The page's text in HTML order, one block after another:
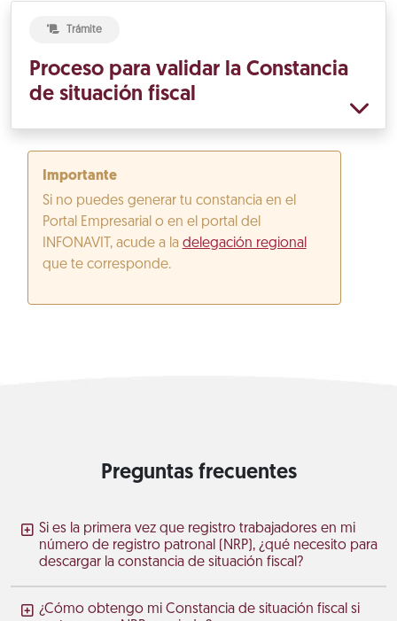
Trámite
Proceso para validar la Constancia
de situación fiscal
Importante
Si no puedes generar tu constancia en el
Portal Empresarial o en el portal del
INFONAVIT, acude a la delegación regional
que te corresponde.
Preguntas frecuentes
Si es la primera vez que registro trabajadores en mi
número de registro patronal (NRP), ¿qué necesito para
descargar la constancia de situación fiscal?
¿Cómo obtengo mi Constancia de situación fiscal si